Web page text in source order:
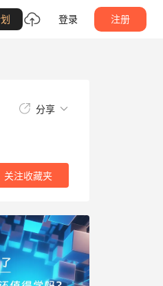
登录 注册
分享
关注收藏夹
关注 收藏夹